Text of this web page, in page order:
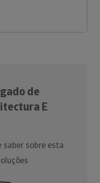
de
E
saber sobre esta